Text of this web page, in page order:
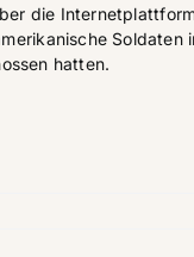
die
Soldaten
hatten.